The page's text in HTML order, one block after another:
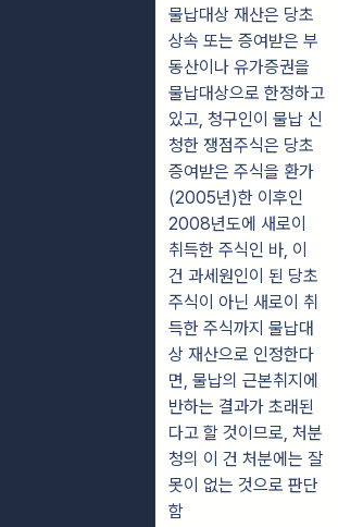
물납대상 재산은 당초
상속 또는 증여받은 부
동산이나 유가증권을
물납대상으로 한정하고
있고, 청구인이 물납 신
청한 쟁점주식은 당초
증여받은 주식을 환가
(2005년)한 이후인
2008년도에 새로이
취득한 주식인 바, 이
건 과세원인이 된 당초
주식이 아닌 새로이 취
득한 주식까지 물납대
상 재산으로 인정한다
면, 물납의 근본취지에
반하는 결과가 초래된
다고 할 것이므로, 처분
청의 이 건 처분에는 잘
못이 없는 것으로 판단
함